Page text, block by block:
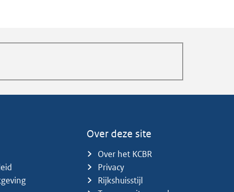
Over deze site
Over het KCBR
Privacy
Rijkshuisstijl